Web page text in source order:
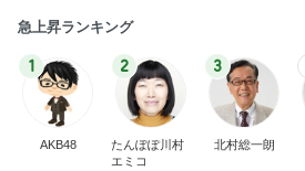
急上昇ランキング
1
AKB48
2
たんぽぽ川村
エミコ
3
北村総一朗